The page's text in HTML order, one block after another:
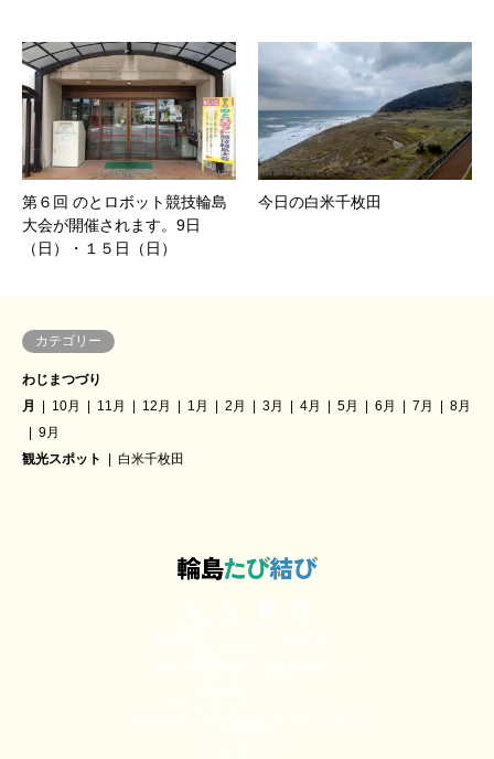
第６回 のとロボット競技輪島
大会が開催されます。9日
（日）・１５日（日）
今日の白米千枚田
カテゴリー
わじまつづり
月
10月 11月 12月 1月 2月 3月 4月 5月 6月 7月
8月
9月
観光スポット
白米千枚田